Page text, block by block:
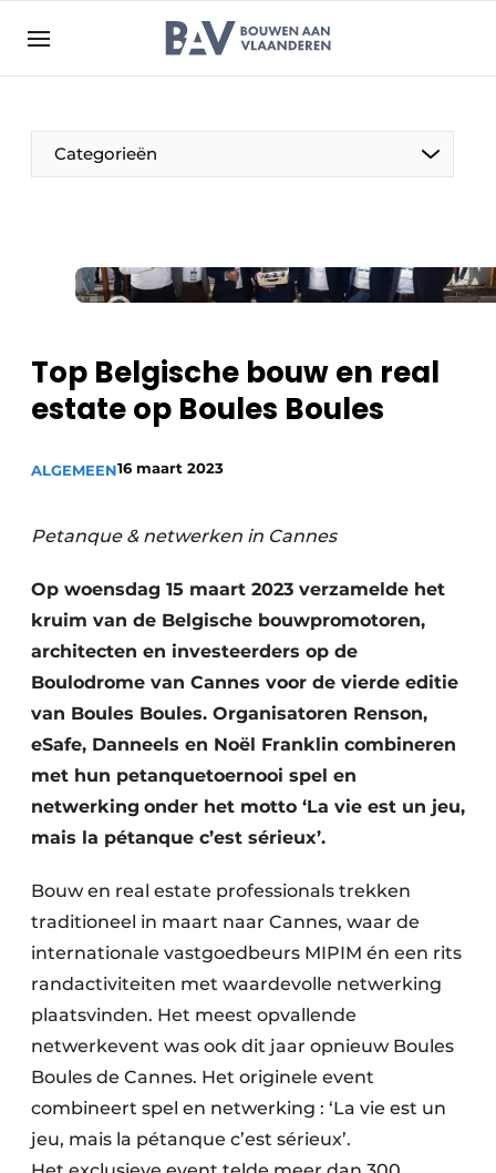
Bedrijven
Bouwen aan Vlaanderen | Platform voor de bouw
Evenement aanmelden
Meest gelezen
Nieuwsbrief
Video’s
Bedrijven
Bedrijven
Contact
Categorieën
Akoestiek
Beton & Staalbouw
Brandveiligheid
Evenementen
Dak & Gevel
Houtbouw
HVAC
Interieurarchitectuur
Renovatie
Software
Toegangscontrole
Top Belgische bouw en real
estate op Boules Boules
ALGEMEEN16 maart 2023
Petanque & netwerken in Cannes
Op woensdag 15 maart 2023 verzamelde het
kruim van de Belgische bouwpromotoren,
architecten en investeerders op de
Boulodrome van Cannes voor de vierde editie
van Boules Boules. Organisatoren Renson,
eSafe, Danneels en Noël Franklin combineren
met hun petanquetoernooi spel en
netwerking onder het motto ‘La vie est un jeu,
mais la pétanque c’est sérieux’.
Bouw en real estate professionals trekken
traditioneel in maart naar Cannes, waar de
internationale vastgoedbeurs MIPIM én een rits
randactiviteiten met waardevolle netwerking
plaatsvinden. Het meest opvallende
netwerkevent was ook dit jaar opnieuw Boules
Boules de Cannes. Het originele event
combineert spel en netwerking : ‘La vie est un
jeu, mais la pétanque c’est sérieux’.